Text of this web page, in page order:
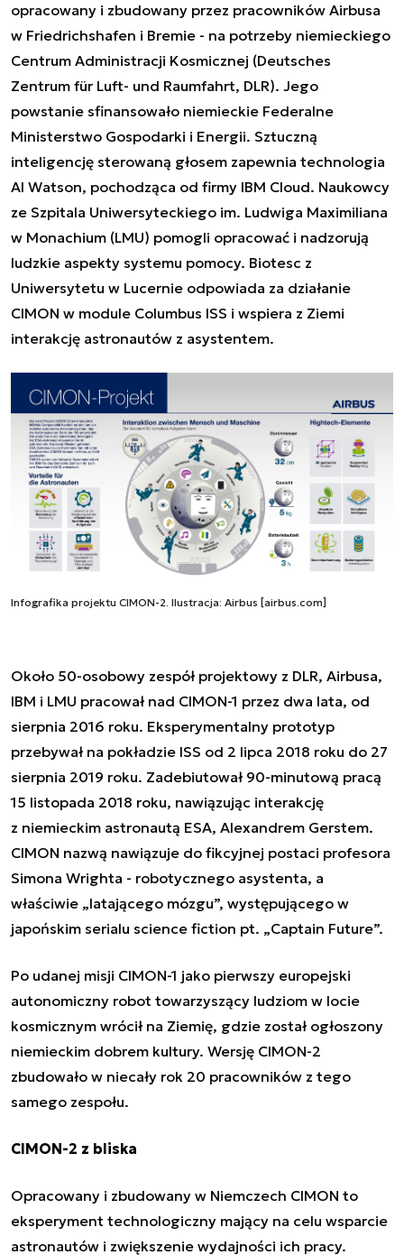
opracowany i zbudowany przez pracowników Airbusa
w Friedrichshafen i Bremie - na potrzeby niemieckiego
Centrum Administracji Kosmicznej (Deutsches
Zentrum für Luft- und Raumfahrt, DLR). Jego
powstanie sfinansowało niemieckie Federalne
Ministerstwo Gospodarki i Energii. Sztuczną
inteligencję sterowaną głosem zapewnia technologia
AI Watson, pochodząca od firmy IBM Cloud. Naukowcy
ze Szpitala Uniwersyteckiego im. Ludwiga Maximiliana
w Monachium (LMU) pomogli opracować i nadzorują
ludzkie aspekty systemu pomocy. Biotesc z
Uniwersytetu w Lucernie odpowiada za działanie
CIMON w module Columbus ISS i wspiera z Ziemi
interakcję astronautów z asystentem.
Infografika projektu CIMON-2. Ilustracja: Airbus [airbus.com]
Około 50-osobowy zespół projektowy z DLR, Airbusa,
IBM i LMU pracował nad CIMON-1 przez dwa lata, od
sierpnia 2016 roku. Eksperymentalny prototyp
przebywał na pokładzie ISS od 2 lipca 2018 roku do 27
sierpnia 2019 roku. Zadebiutował 90-minutową pracą
15 listopada 2018 roku, nawiązując interakcję
z niemieckim astronautą ESA, Alexandrem Gerstem.
CIMON nazwą nawiązuje do fikcyjnej postaci profesora
Simona Wrighta - robotycznego asystenta, a
właściwie „latającego mózgu”, występującego w
japońskim serialu science fiction pt. „Captain Future”.
Po udanej misji CIMON-1 jako pierwszy europejski
autonomiczny robot towarzyszący ludziom w locie
kosmicznym wrócił na Ziemię, gdzie został ogłoszony
niemieckim dobrem kultury. Wersję CIMON-2
zbudowało w niecały rok 20 pracowników z tego
samego zespołu.
CIMON-2 z bliska
Opracowany i zbudowany w Niemczech CIMON to
eksperyment technologiczny mający na celu wsparcie
astronautów i zwiększenie wydajności ich pracy.